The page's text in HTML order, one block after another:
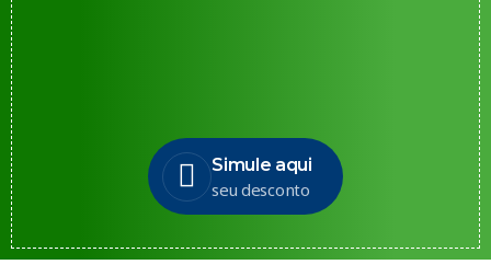
seu desconto
Simule aqui